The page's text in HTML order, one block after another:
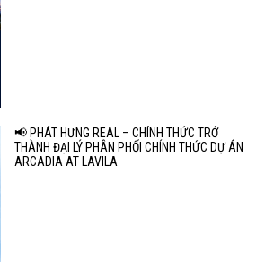
📢 PHÁT HƯNG REAL – CHÍNH THỨC TRỞ
THÀNH ĐẠI LÝ PHÂN PHỐI CHÍNH THỨC DỰ ÁN
ARCADIA AT LAVILA